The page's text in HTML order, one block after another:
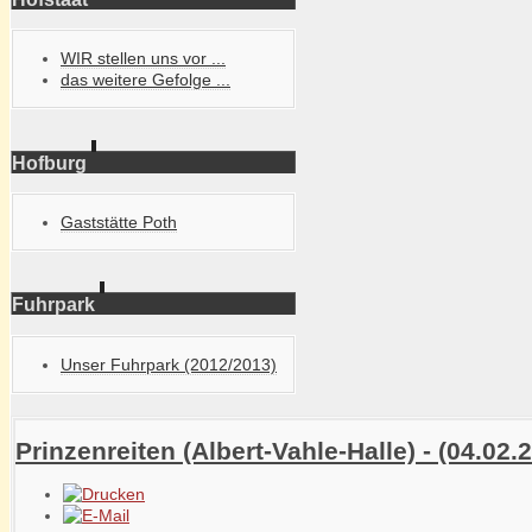
WIR stellen uns vor ...
das weitere Gefolge ...
Hofburg
Gaststätte Poth
Fuhrpark
Unser Fuhrpark (2012/2013)
Prinzenreiten (Albert-Vahle-Halle) -